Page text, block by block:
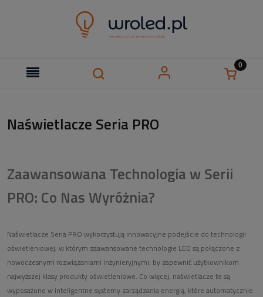
Naświetlacze Seria PRO
Zaawansowana Technologia w Serii
PRO: Co Nas Wyróżnia?
Naświetlacze Seria PRO wykorzystują innowacyjne podejście do technologii
oświetleniowej, w którym zaawansowane technologie LED są połączone z
nowoczesnymi rozwiązaniami inżynieryjnymi, by zapewnić użytkownikom
najwyższej klasy produkty oświetleniowe. Co więcej, naświetlacze te są
wyposażone w inteligentne systemy zarządzania energią, które automatycznie